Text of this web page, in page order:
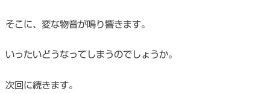
そこに、変な物音が鳴り響きます。
いったいどうなってしまうのでしょうか。
次回に続きます。